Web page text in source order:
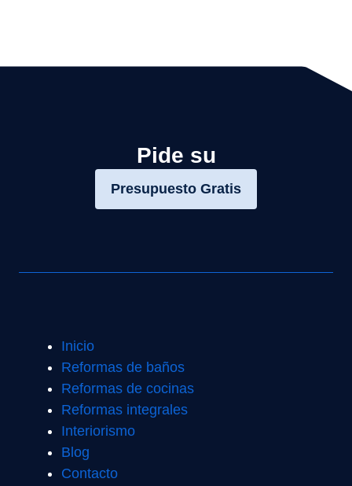
Pide su
Presupuesto Gratis
Inicio
Reformas de baños
Reformas de cocinas
Reformas integrales
Interiorismo
Blog
Contacto